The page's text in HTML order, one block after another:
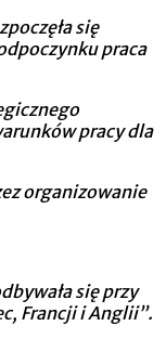
się
praca
pracy dla
organizowanie
się przy
Francji i Anglii”.